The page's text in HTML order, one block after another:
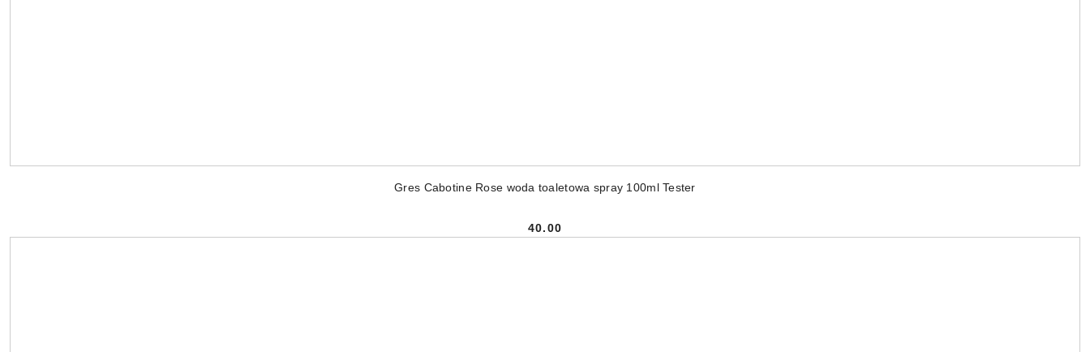
Gres Cabotine Rose woda toaletowa spray 100ml Tester
Cena:
40.00